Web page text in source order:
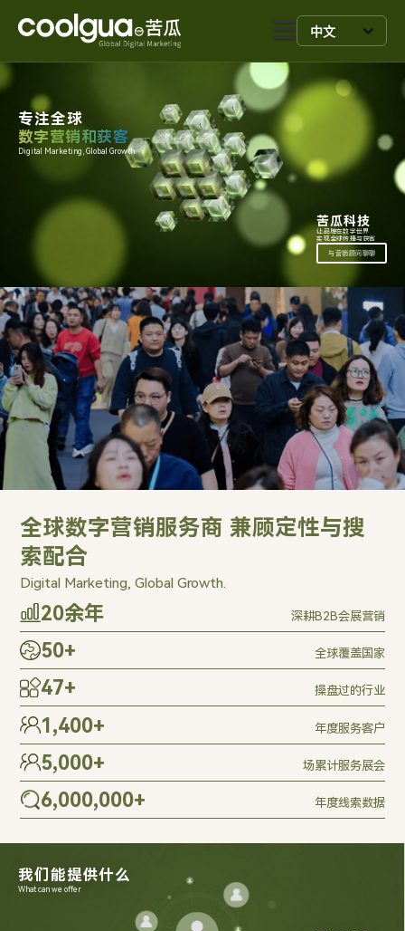
中文
专注全球
数字营销和获客
Digital Marketing, Global Growth.
苦瓜科技
让品牌在数字世界
实现全球传播与获客
与营销顾问聊聊
全球数字营销服务商 兼顾定性与搜
索配合
Digital Marketing, Global Growth.
20余年 深耕B2B会展营销
50+ 全球覆盖国家
47+ 操盘过的行业
1,400+ 年度服务客户
5,000+ 场累计服务展会
6,000,000+ 年度线索数据
我们能提供什么
What can we offer